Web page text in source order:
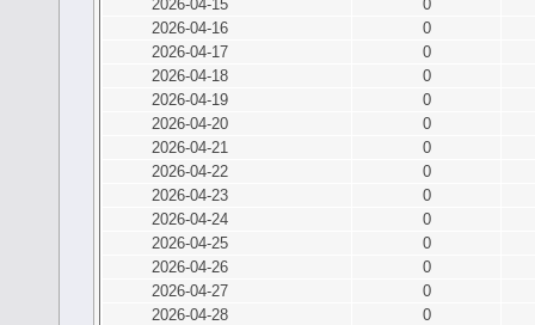
2026-04-15
0
2026-04-16
0
2026-04-17
0
2026-04-18
0
2026-04-19
0
2026-04-20
0
2026-04-21
0
2026-04-22
0
2026-04-23
0
2026-04-24
0
2026-04-25
0
2026-04-26
0
2026-04-27
0
2026-04-28
0